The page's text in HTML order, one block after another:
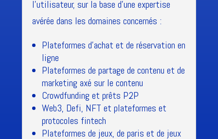
l'utilisateur, sur la base d'une expertise
avérée dans les domaines concernés :
Plateformes d'achat et de réservation en
ligne
Plateformes de partage de contenu et de
marketing axé sur le contenu
Crowdfunding et prêts P2P
Web3, Defi, NFT et plateformes et
protocoles fintech
Plateformes de jeux, de paris et de jeux